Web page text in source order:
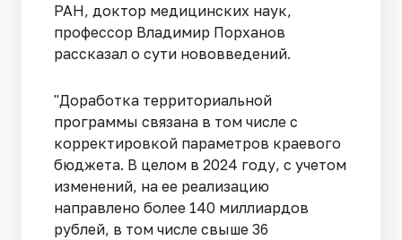
РАН, доктор медицинских наук,
профессор Владимир Порханов
рассказал о сути нововведений.
"Доработка территориальной
программы связана в том числе с
корректировкой параметров краевого
бюджета. В целом в 2024 году, с учетом
изменений, на ее реализацию
направлено более 140 миллиардов
рублей, в том числе свыше 36